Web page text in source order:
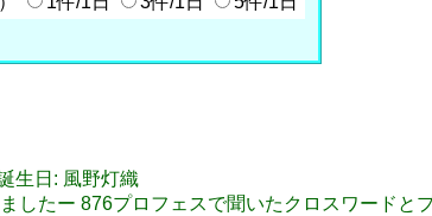
生日: 風野灯織
したー 876プロフェスで聞いたクロスワード